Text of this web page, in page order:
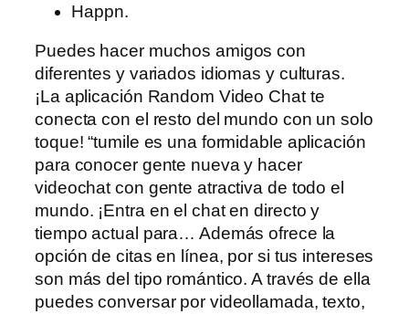
Happn.
Puedes hacer muchos amigos con
diferentes y variados idiomas y culturas.
¡La aplicación Random Video Chat te
conecta con el resto del mundo con un solo
toque! “tumile es una formidable aplicación
para conocer gente nueva y hacer
videochat con gente atractiva de todo el
mundo. ¡Entra en el chat en directo y
tiempo actual para… Además ofrece la
opción de citas en línea, por si tus intereses
son más del tipo romántico. A través de ella
puedes conversar por videollamada, texto,